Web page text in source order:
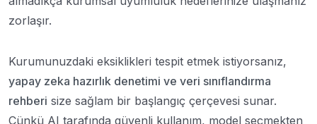
zorlaşır.
Kurumunuzdaki eksiklikleri tespit etmek istiyorsanız,
yapay zeka hazırlık denetimi ve veri sınıflandırma
rehberi size sağlam bir başlangıç çerçevesi sunar.
Çünkü AI tarafında güvenli kullanım, model seçmekten